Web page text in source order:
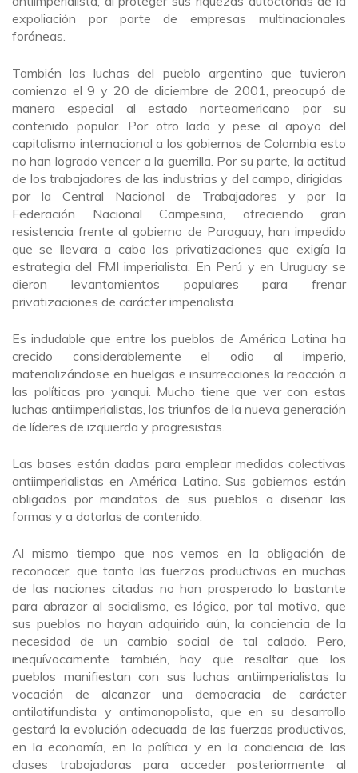
expoliación por parte de empresas multinacionales
foráneas.
También las luchas del pueblo argentino que tuvieron
comienzo el 9 y 20 de diciembre de 2001, preocupó de
manera especial al estado norteamericano por su
contenido popular. Por otro lado y pese al apoyo del
capitalismo internacional a los gobiernos de Colombia esto
no han logrado vencer a la guerrilla. Por su parte, la actitud
de los trabajadores de las industrias y del campo, dirigidas
por la Central Nacional de Trabajadores y por la
Federación Nacional Campesina, ofreciendo gran
resistencia frente al gobierno de Paraguay, han impedido
que se llevara a cabo las privatizaciones que exigía la
estrategia del FMI imperialista. En Perú y en Uruguay se
dieron levantamientos populares para frenar
privatizaciones de carácter imperialista.
Es indudable que entre los pueblos de América Latina ha
crecido considerablemente el odio al imperio,
materializándose en huelgas e insurrecciones la reacción a
las políticas pro yanqui. Mucho tiene que ver con estas
luchas antiimperialistas, los triunfos de la nueva generación
de líderes de izquierda y progresistas.
Las bases están dadas para emplear medidas colectivas
antiimperialistas en América Latina. Sus gobiernos están
obligados por mandatos de sus pueblos a diseñar las
formas y a dotarlas de contenido.
Al mismo tiempo que nos vemos en la obligación de
reconocer, que tanto las fuerzas productivas en muchas
de las naciones citadas no han prosperado lo bastante
para abrazar al socialismo, es lógico, por tal motivo, que
sus pueblos no hayan adquirido aún, la conciencia de la
necesidad de un cambio social de tal calado. Pero,
inequívocamente también, hay que resaltar que los
pueblos manifiestan con sus luchas antiimperialistas la
vocación de alcanzar una democracia de carácter
antilatifundista y antimonopolista, que en su desarrollo
gestará la evolución adecuada de las fuerzas productivas,
en la economía, en la política y en la conciencia de las
clases trabajadoras para acceder posteriormente al